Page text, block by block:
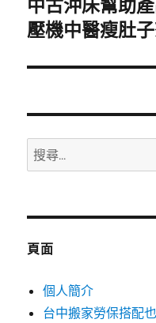
下
一
文
中古沖床幫助
壓機中醫瘦肚
搜
尋
鍵
頁面
個人簡介
台中搬家勞保搭配